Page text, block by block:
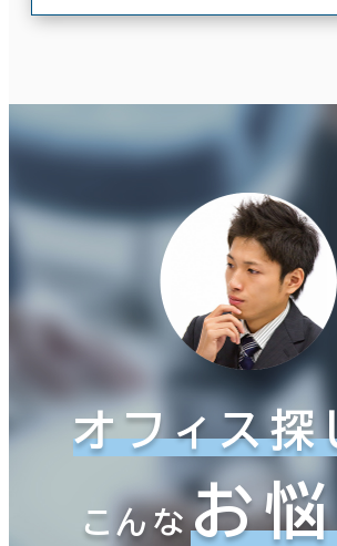
オフィス探
こんなお